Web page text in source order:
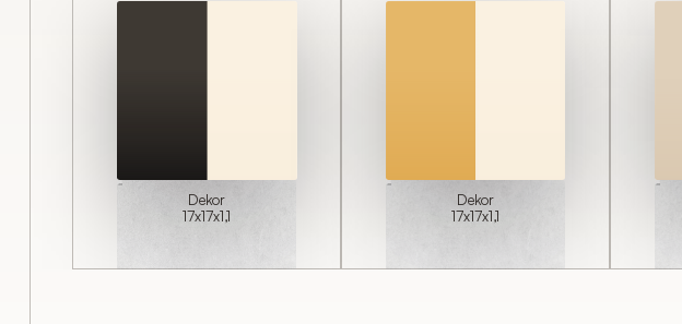
Dekor
17x17x1,1
Dekor
17x17x1,1